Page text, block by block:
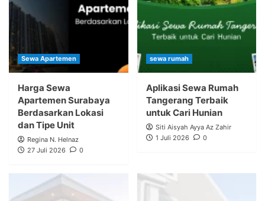
Sewa Apartemen
Harga Sewa
Apartemen Surabaya
Berdasarkan Lokasi
dan Tipe Unit
Regina N. Helnaz
27 Juli 2026
0
sewa rumah
Aplikasi Sewa Rumah
Tangerang Terbaik
untuk Cari Hunian
Siti Aisyah Ayya Az Zahir
1 Juli 2026
0